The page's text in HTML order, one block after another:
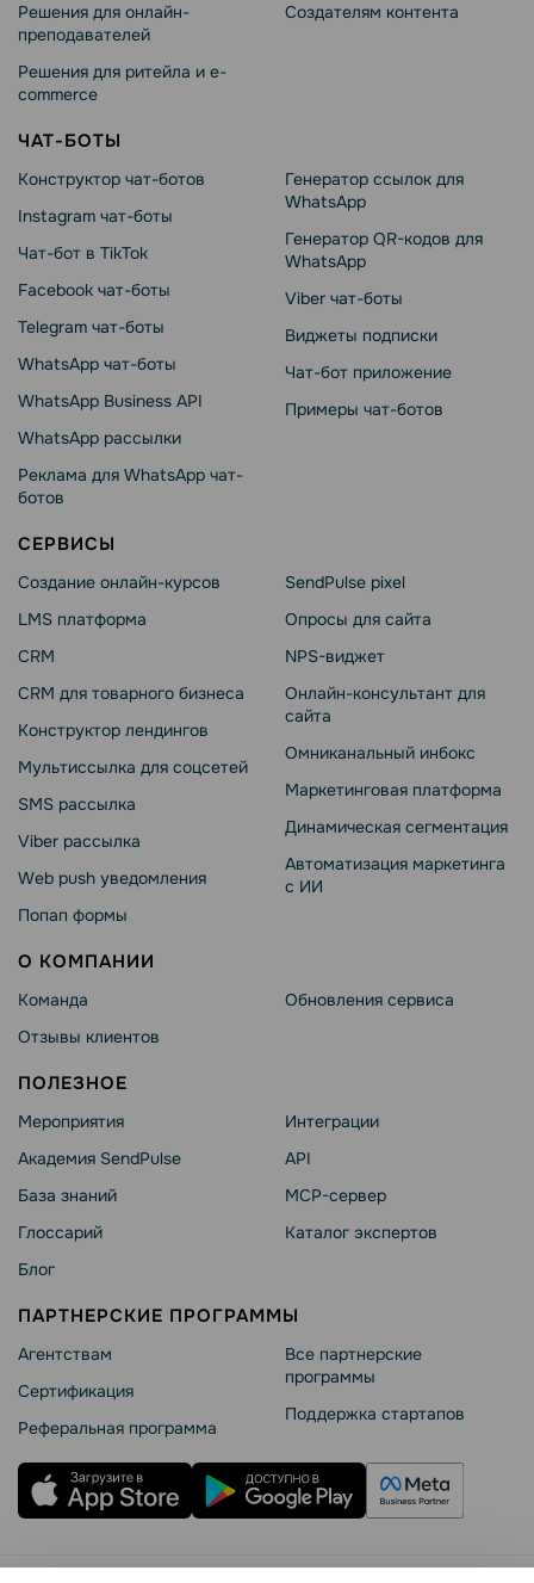
Решения для онлайн-
преподавателей
Решения для ритейла и e-
commerce
Создателям контента
ЧАТ-БОТЫ
Конструктор чат-ботов
Instagram чат-боты
Чат-бот в TikTok
Facebook чат-боты
Telegram чат-боты
WhatsApp чат-боты
WhatsApp Business API
WhatsApp рассылки
Реклама для WhatsApp чат-
ботов
Генератор ссылок для
WhatsApp
Генератор QR-кодов для
WhatsApp
Viber чат-боты
Виджеты подписки
Чат-бот приложение
Примеры чат-ботов
СЕРВИСЫ
Создание онлайн-курсов
LMS платформа
CRM
CRM для товарного бизнеса
Конструктор лендингов
Мультиссылка для соцсетей
SMS рассылка
Viber рассылка
Web push уведомления
Попап формы
SendPulse pixel
Опросы для сайта
NPS-виджет
Онлайн-консультант для
сайта
Омниканальный инбокс
Маркетинговая платформа
Динамическая сегментация
Автоматизация маркетинга
с ИИ
О КОМПАНИИ
Команда
Отзывы клиентов
Обновления сервиса
ПОЛЕЗНОЕ
Мероприятия
Академия SendPulse
База знаний
Глоссарий
Блог
Интеграции
API
MCP-сервер
Каталог экспертов
ПАРТНЕРСКИЕ ПРОГРАММЫ
Агентствам
Сертификация
Реферальная программа
Все партнерские
программы
Поддержка стартапов